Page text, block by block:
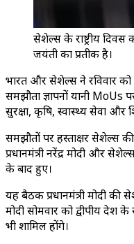
सेशेल्स के राष्ट्रीय
जयंती का प्रतीक है।
भारत और सेशेल्स ने रविवार को
समझौता ज्ञापनों यानी MoUs
सुरक्षा, कृषि, स्वास्थ्य सेवा और
समझौतों पर हस्ताक्षर सेशेल्स की
प्रधानमंत्री नरेंद्र मोदी और
के बाद हुए।
यह बैठक प्रधानमंत्री मोदी की
मोदी सोमवार को द्वीपीय देश
भी शामिल होंगे।